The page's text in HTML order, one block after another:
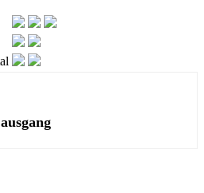
ausgang